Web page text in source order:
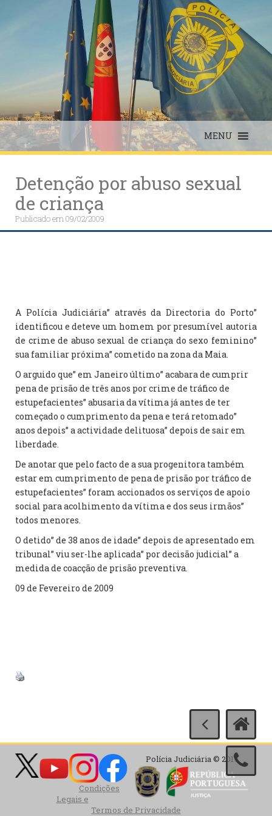
MENU
Detenção por abuso sexual
de criança
Publicado em09/02/2009
A Polícia Judiciária” através da Directoria do Porto”
identificou e deteve um homem por presumível autoria
de crime de abuso sexual de criança do sexo feminino”
sua familiar próxima” cometido na zona da Maia.
O arguido que” em Janeiro último” acabara de cumprir
pena de prisão de três anos por crime de tráfico de
estupefacientes” abusaria da vítima já antes de ter
começado o cumprimento da pena e terá retomado”
anos depois” a actividade delituosa” depois de sair em
liberdade.
De anotar que pelo facto de a sua progenitora também
estar em cumprimento de pena de prisão por tráfico de
estupefacientes” foram accionados os serviços de apoio
social para acolhimento da vítima e dos seus irmãos”
todos menores.
O detido” de 38 anos de idade” depois de apresentado em
tribunal” viu ser-lhe aplicada” por decisão judicial” a
medida de coacção de prisão preventiva.
09 de Fevereiro de 2009
Polícia Judiciária © 2017
Condições
Legais e
Termos de Privacidade